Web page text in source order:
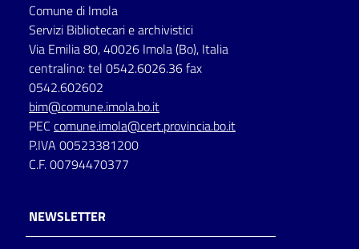
Seguici
su
Comune di Imola
Servizi Bibliotecari e archivistici
Via Emilia 80, 40026 Imola (Bo), Italia
centralino: tel 0542.6026.36 fax
0542.602602
bim@comune.imola.bo.it
PEC comune.imola@cert.provincia.bo.it
P.IVA 00523381200
C.F. 00794470377
NEWSLETTER